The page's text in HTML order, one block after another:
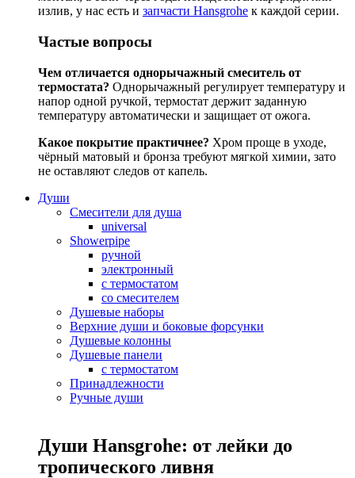
излив, у нас есть и запчасти Hansgrohe к каждой серии.
Частые вопросы
Чем отличается однорычажный смеситель от
термостата? Однорычажный регулирует температуру и
напор одной ручкой, термостат держит заданную
температуру автоматически и защищает от ожога.
Какое покрытие практичнее? Хром проще в уходе,
чёрный матовый и бронза требуют мягкой химии, зато
не оставляют следов от капель.
Души
Смесители для душа
universal
Showerpipe
ручной
электронный
с термостатом
со смесителем
Душевые наборы
Верхние души и боковые форсунки
Душевые колонны
Душевые панели
с термостатом
Принадлежности
Ручные души
Души Hansgrohe: от лейки до
тропического ливня